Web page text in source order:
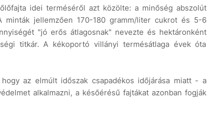
idei terméséről azt közölte: a minőség abszolút
minták jellemzően 170-180 gramm/liter cukrot és 5-6
"jó erős átlagosnak" nevezte és hektáronként
titkár. A kékoportó villányi termésátlaga évek óta
az elmúlt időszak csapadékos időjárása miatt - a
alkalmazni, a későérésű fajtákat azonban fogják